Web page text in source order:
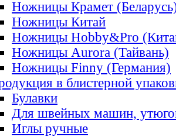
Ножницы Крамет
Ножницы Китай
Ножницы Hobby&Pro
Ножницы Aurora (Тайвань)
Ножницы Finny (Германия)
в блистерной
Булавки
Для швейных машин,
Иглы ручные